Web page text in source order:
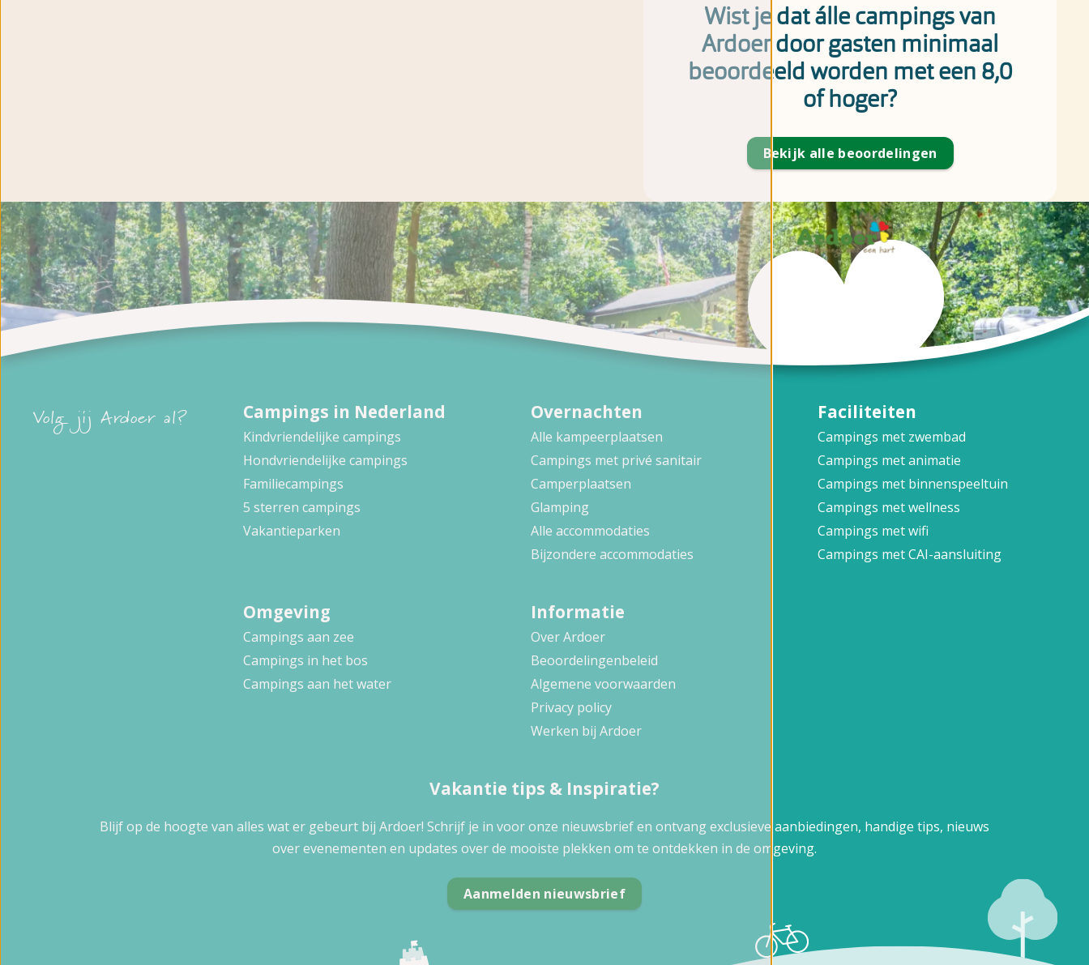
Wist je dat álle campings van
Ardoer door gasten minimaal
beoordeeld worden met een 8,0
of hoger?
Bekijk alle beoordelingen
Volg jij Ardoer al? Campings in Nederland
Kindvriendelijke campings
Hondvriendelijke campings
Familiecampings
5 sterren campings
Vakantieparken
Overnachten
Alle kampeerplaatsen
Campings met privé sanitair
Camperplaatsen
Glamping
Alle accommodaties
Bijzondere accommodaties
Faciliteiten
Campings met zwembad
Campings met animatie
Campings met binnenspeeltuin
Campings met wellness
Campings met wifi
Campings met CAI-aansluiting
Omgeving
Campings aan zee
Campings in het bos
Campings aan het water
Informatie
Over Ardoer
Beoordelingenbeleid
Algemene voorwaarden
Privacy policy
Werken bij Ardoer
Vakantie tips & Inspiratie?
Blijf op de hoogte van alles wat er gebeurt bij Ardoer! Schrijf je in voor onze nieuwsbrief en ontvang exclusieve aanbiedingen, handige tips, nieuws
over evenementen en updates over de mooiste plekken om te ontdekken in de omgeving.
Aanmelden nieuwsbrief